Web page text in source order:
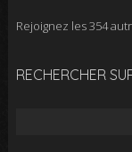
Rejoignez les 354
RECHERCHER